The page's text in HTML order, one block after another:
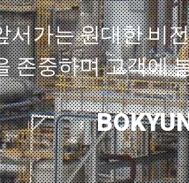
서가는 원대한 비
존중하며 고객에